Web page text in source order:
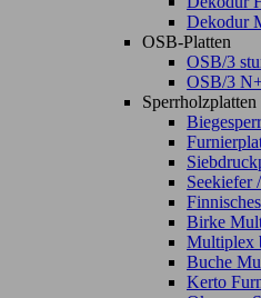
Dekodur
OSB-Platten
OSB/3
OSB/3
Sperrholzplatten
Seekiefer
Birke
Multiplex
Buche
Kerto